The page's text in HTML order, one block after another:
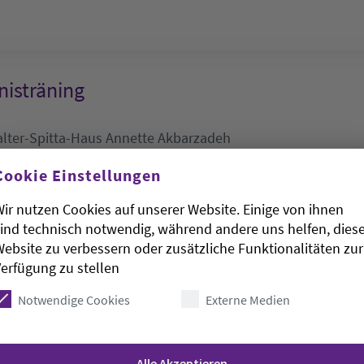
Spitta-Haus Annette Akbarzadeh
10-11:30 Uhr
der Senioren
10:30-11:30 Uhr
Einstellungen
nutzen Cookies auf unserer Website. Einige von ihnen
technisch notwendig, während andere uns helfen,
zu verbessern oder zusätzliche Funktionalitäten zur
zu stellen
Notwendige Cookies Externe Medien